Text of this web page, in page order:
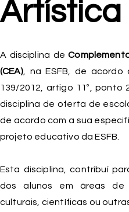
Artística
A disciplina de
(CEA), na ESFB, de acordo
139/2012, artigo 11º, ponto
disciplina de oferta de
de acordo com a sua
projeto educativo da ESFB.
Esta disciplina, contribuí
dos alunos em áreas de
culturais, científicas ou